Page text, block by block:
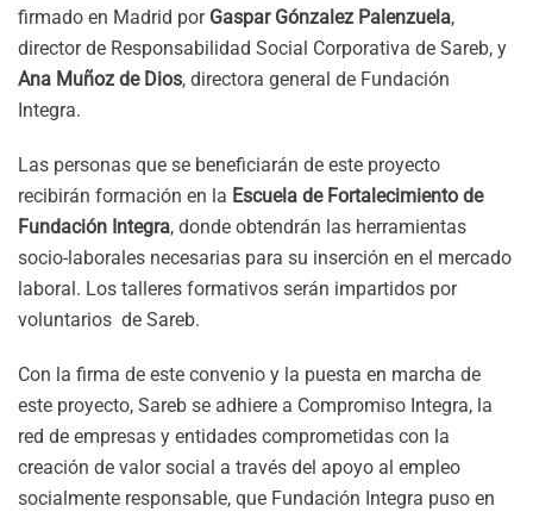
firmado en Madrid por Gaspar Gónzalez Palenzuela,
director de Responsabilidad Social Corporativa de Sareb, y
Ana Muñoz de Dios, directora general de Fundación
Integra.
Las personas que se beneficiarán de este proyecto
recibirán formación en la Escuela de Fortalecimiento de
Fundación Integra, donde obtendrán las herramientas
socio-laborales necesarias para su inserción en el mercado
laboral. Los talleres formativos serán impartidos por
voluntarios de Sareb.
Con la firma de este convenio y la puesta en marcha de
este proyecto, Sareb se adhiere a Compromiso Integra, la
red de empresas y entidades comprometidas con la
creación de valor social a través del apoyo al empleo
socialmente responsable, que Fundación Integra puso en